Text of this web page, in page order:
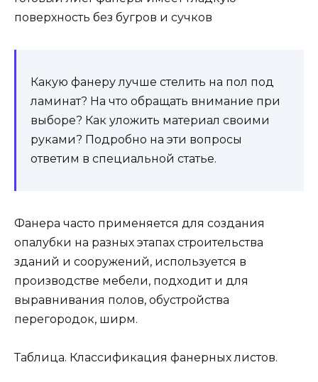
поверхность без бугров и сучков
Какую фанеру лучше стелить на пол под
ламинат? На что обращать внимание при
выборе? Как уложить материал своими
руками? Подробно на эти вопросы
ответим в специальной статье.
Фанера часто применяется для создания
опалубки на разных этапах строительства
зданий и сооружений, используется в
производстве мебели, подходит и для
выравнивания полов, обустройства
перегородок, ширм.
Таблица. Классификация фанерных листов.